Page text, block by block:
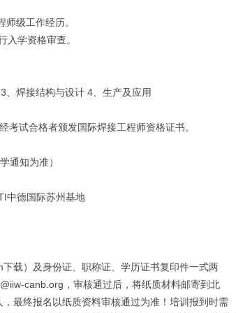
级工作经历。
学资格审查。
焊接结构与设计 4、生产及应用
考试合格者颁发国际焊接工程师资格证书。
通知为准）
中德国际苏州基地
载）及身份证、职称证、学历证书复印件一式两
canb.org，审核通过后，将纸质材料邮寄到北
最终报名以纸质资料审核通过为准！培训报到时需